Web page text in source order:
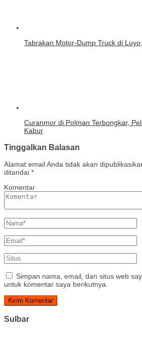
Tabrakan Motor-Dump Truck di
Curanmor di Polman Terbongkar,
Kabur
Tinggalkan Balasan
Alamat email Anda tidak akan
ditandai *
Komentar
Simpan nama, email, dan situs web
untuk komentar saya berikutnya.
Sulbar